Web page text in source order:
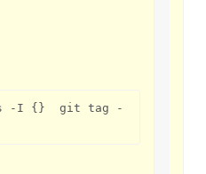
-I {}  git tag -